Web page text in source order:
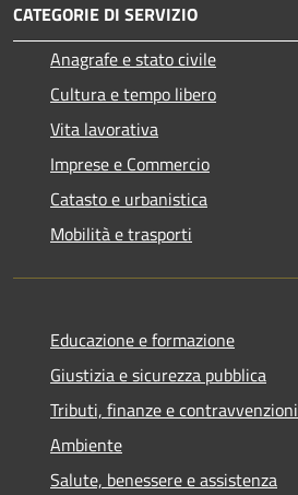
CATEGORIE DI SERVIZIO
Anagrafe e stato civile
Cultura e tempo libero
Vita lavorativa
Imprese e Commercio
Catasto e urbanistica
Mobilità e trasporti
Educazione e formazione
Giustizia e sicurezza pubblica
Tributi, finanze e contravvenzioni
Ambiente
Salute, benessere e assistenza